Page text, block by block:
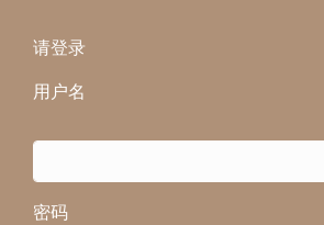
请登录
用户名
密码